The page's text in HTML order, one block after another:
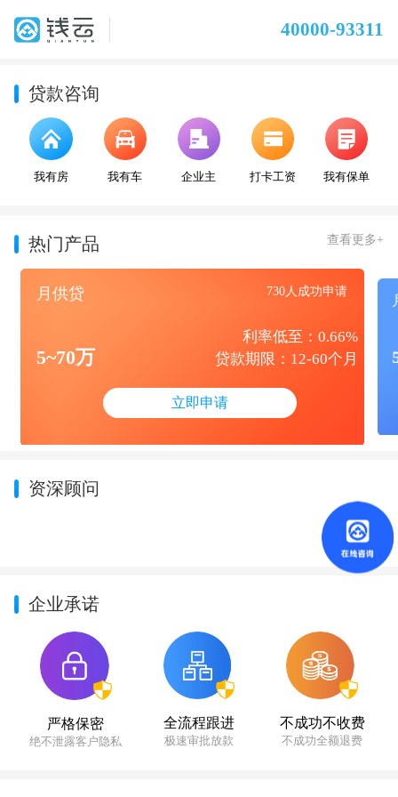
40000-93311
贷款咨询
我有房 我有车 企业主 打卡工资 我有保单
热门产品 查看更多+
月供贷 730人成功申请
5~70万
利率低至：0.66%
贷款期限：12-60个月
立即申请
资深顾问
企业承诺
严格保密
绝不泄露客户隐私
全流程跟进
极速审批放款
不成功不收费
不成功全额退费